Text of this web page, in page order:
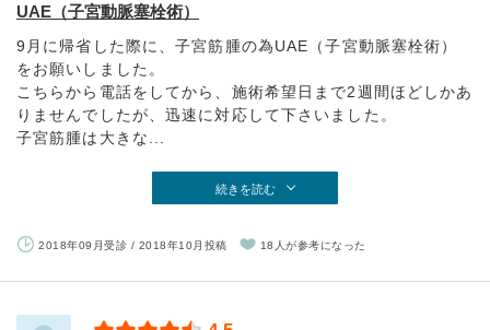
UAE（子宮動脈塞栓術）
9月に帰省した際に、子宮筋腫の為UAE（子宮動脈塞栓術）
をお願いしました。
こちらから電話をしてから、施術希望日まで2週間ほどしかあ
りませんでしたが、迅速に対応して下さいました。
子宮筋腫は大きな...
続きを読む
2018年09月受診 / 2018年10月投稿 18人が参考になった